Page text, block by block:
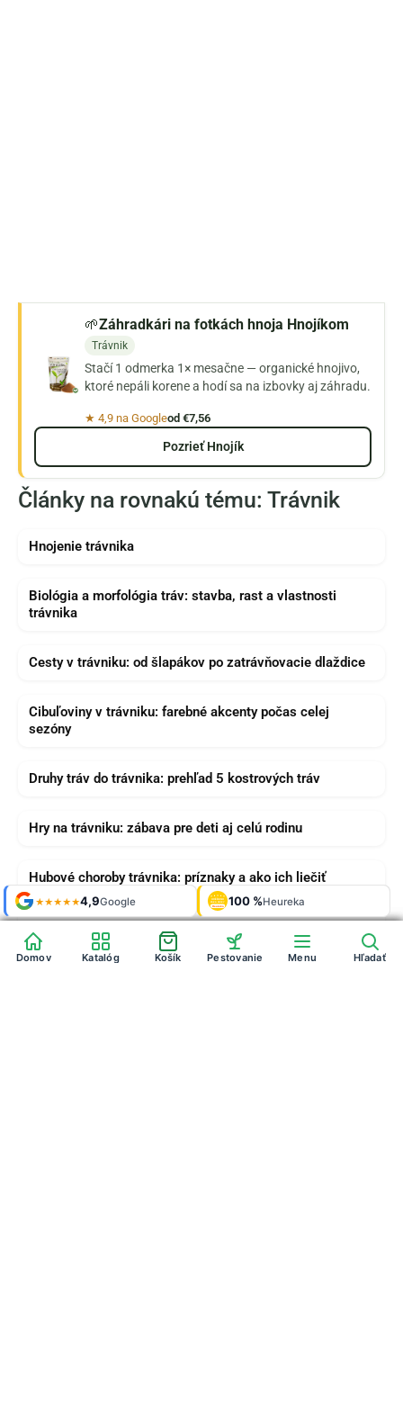
🌱Záhradkári na fotkách hnoja Hnojíkom
Trávnik
Stačí 1 odmerka 1× mesačne — organické hnojivo,
ktoré nepáli korene a hodí sa na izbovky aj záhradu.
★ 4,9 na Googleod €7,56
Pozrieť Hnojík
Články na rovnakú tému: Trávnik
Hnojenie trávnika
Biológia a morfológia tráv: stavba, rast a vlastnosti
trávnika
Cesty v trávniku: od šlapákov po zatrávňovacie dlaždice
Cibuľoviny v trávniku: farebné akcenty počas celej
sezóny
Druhy tráv do trávnika: prehľad 5 kostrových tráv
Hry na trávniku: zábava pre deti aj celú rodinu
Hubové choroby trávnika: príznaky a ako ich liečiť
★★★★★4,9Google OVĚŘENO
ZÁKAZNÍKY
Heureka 100 %Heureka
Shop roku'24 + '25 Galerie925 fotek
Domov Katalóg Košík Pestovanie Menu Hľadať
★★★★★4,9Google OVĚŘENO
ZÁKAZNÍKY
Heureka 100 %Heureka
Shop roku'24 + '25 Galerie925 fotek
Domov Katalóg Košík Pestovanie Menu Hľadať